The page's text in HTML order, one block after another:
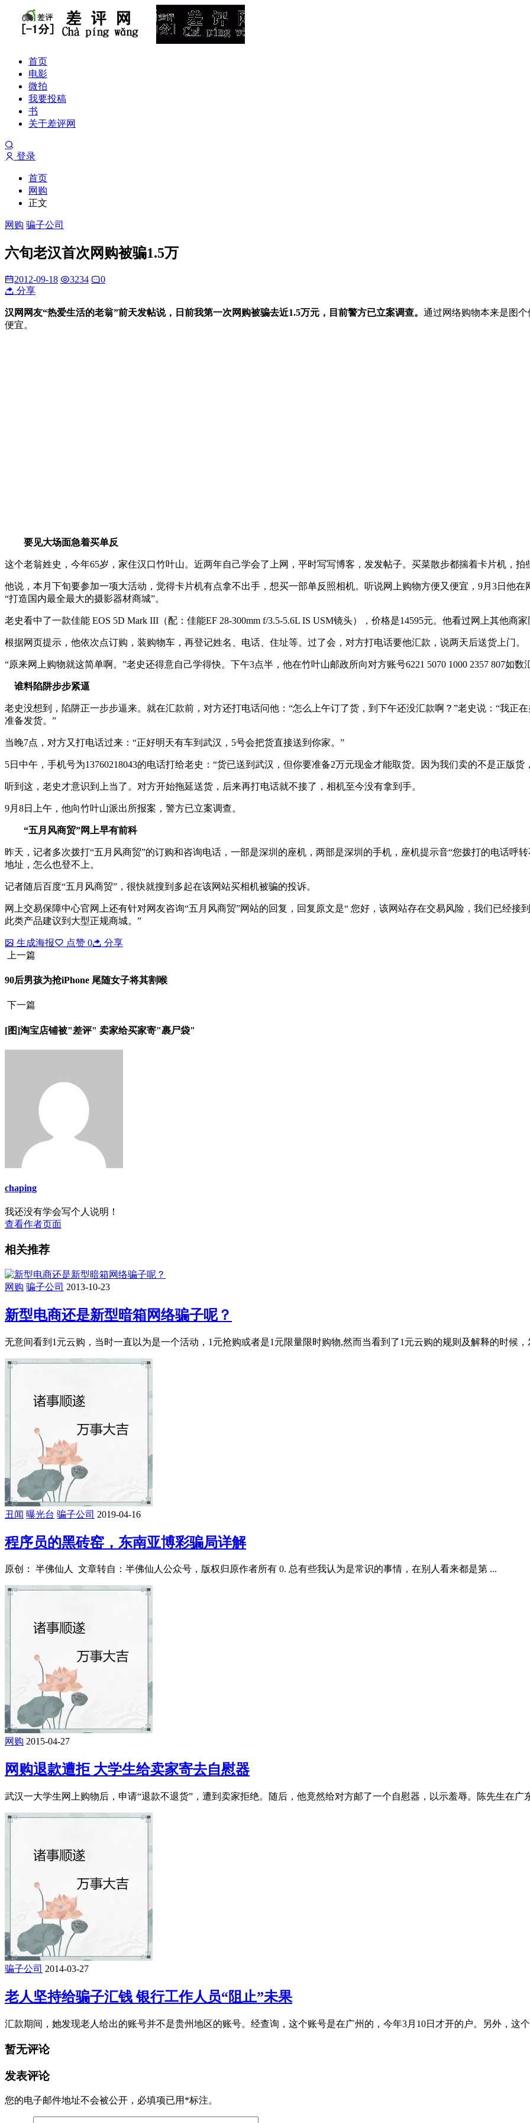
首页
电影
微拍
我要投稿
书
关于差评网
登录
首页
网购
正文
网购 骗子公司
六旬老汉首次网购被骗1.5万
2012-09-18 3234
0
分享
汉网网友“热爱生活的老翁”前天发帖说，日前我第一次网购被骗去近1.5万元，目前警方已立案调查。 通过网络购物本来是图
便宜。
要见大场面急着买单反
这个老翁姓史，今年65岁，家住汉口竹叶山。近两年自己学会了上网，平时写写博客，发发帖子。买菜散步都揣着卡片机，
他说，本月下旬要参加一项大活动，觉得卡片机有点拿不出手，想买一部单反照相机。听说网上购物方便又便宜，9月3日他
“打造国内最全最大的摄影器材商城”。
老史看中了一款佳能 EOS 5D Mark III（配：佳能EF 28-300mm f/3.5-5.6L IS USM镜头），价格是14595元。他看过网上其他商
根据网页提示，他依次点订购，装购物车，再登记姓名、电话、住址等。过了会，对方打电话要他汇款，说两天后送货上门。
“原来网上购物就这简单啊。”老史还得意自己学得快。下午3点半，他在竹叶山邮政所向对方账号6221 5070 1000 2357 807如数
谁料陷阱步步紧逼
老史没想到，陷阱正一步步逼来。就在汇款前，对方还打电话问他：“怎么上午订了货，到下午还没汇款啊？”老史说：“我正
准备发货。”
当晚7点，对方又打电话过来：“正好明天有车到武汉，5号会把货直接送到你家。”
5日中午，手机号为13760218043的电话打给老史：“货已送到武汉，但你要准备2万元现金才能取货。因为我们卖的不是正版
听到这，老史才意识到上当了。对方开始拖延送货，后来再打电话就不接了，相机至今没有拿到手。
9月8日上午，他向竹叶山派出所报案，警方已立案调查。
“五月风商贸”网上早有前科
昨天，记者多次拨打“五月风商贸”的订购和咨询电话，一部是深圳的座机，两部是深圳的手机，座机提示音“您拨打的电话呼
地址，怎么也登不上。
记者随后百度“五月风商贸”，很快就搜到多起在该网站买相机被骗的投诉。
网上交易保障中心官网上还有针对网友咨询“五月风商贸”网站的回复，回复原文是“ 您好，该网站存在交易风险，我们已经
此类产品建议到大型正规商城。”
生成海报 点赞 0
分享
上一篇
90后男孩为抢iPhone 尾随女子将其割喉
下一篇
[图]淘宝店铺被"差评" 卖家给买家寄"裹尸袋"
chaping
我还没有学会写个人说明！
查看作者页面
相关推荐
网购 骗子公司 2013-10-23
新型电商还是新型暗箱网络骗子呢？
无意间看到1元云购，当时一直以为是一个活动，1元抢购或者是1元限量限时购物,然而当看到了1元云购的规则及解释的时候，
丑闻 曝光台 骗子公司 2019-04-16
程序员的黑砖窑，东南亚博彩骗局详解
原创： 半佛仙人 文章转自：半佛仙人公众号，版权归原作者所有 0. 总有些我认为是常识的事情，在别人看来都是第 ...
网购 2015-04-27
网购退款遭拒 大学生给卖家寄去自慰器
武汉一大学生网上购物后，申请“退款不退货”，遭到卖家拒绝。随后，他竟然给对方邮了一个自慰器，以示羞辱。陈先生在广
骗子公司 2014-03-27
老人坚持给骗子汇钱 银行工作人员“阻止”未果
汇款期间，她发现老人给出的账号并不是贵州地区的账号。经查询，这个账号是在广州的，今年3月10日才开的户。另外，这
暂无评论
发表评论
您的电子邮件地址不会被公开， 必填项已用 *标注。